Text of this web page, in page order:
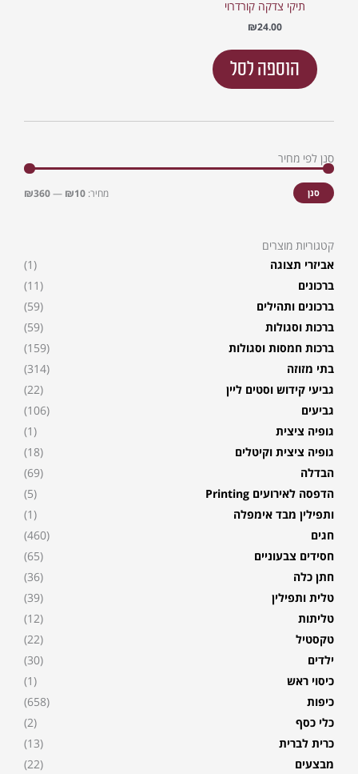
סנן לפי מחיר
סנן מחיר: ₪10
—
₪360
קטגוריות מוצרים
אביזרי תצוגה
(1)
ברכונים
(11)
ברכונים ותהילים
(59)
ברכות וסגולות
(59)
ברכות חמסות וסגולות
(159)
בתי מזוזה
(314)
גביעי קידוש וסטים ליין
(22)
גביעים
(106)
גופיה ציצית
(1)
גופיה ציצית וקיטלים
(18)
הבדלה
(69)
הדפסה לאירועים Printing
(5)
ותפילין מבד אימפלה
(1)
חגים
(460)
חסידים צבעוניים
(65)
חתן כלה
(36)
טלית ותפילין
(39)
טליתות
(12)
טקסטיל
(22)
ילדים
(30)
כיסוי ראש
(1)
כיפות
(658)
כלי כסף
(2)
כרית לברית
(13)
מבצעים
(22)
תיקי צדקה קורדרוי
₪24.00
הוספה לסל